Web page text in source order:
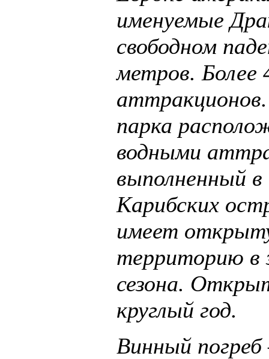
именуемые
свободном
метров. Более
парка
водными
выполненный
Карибских
имеет
территорию в
сезона.
круглый год.
Винный